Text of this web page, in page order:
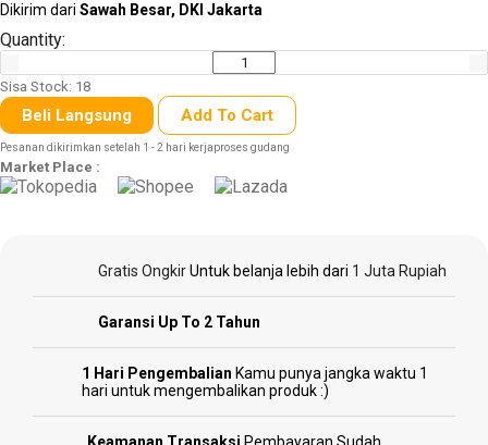
Dikirim dari Sawah Besar, DKI Jakarta
Quantity:
Sisa Stock: 18
Beli Langsung Add To Cart
Pesanan dikirimkan setelah 1 - 2 hari kerjaproses gudang
Market Place :
Gratis OngkirUntuk belanja lebih dari 1 Juta Rupiah
Garansi Up To 2 Tahun
1 Hari Pengembalian Kamu punya jangka waktu 1
hari untuk mengembalikan produk :)
Cordless